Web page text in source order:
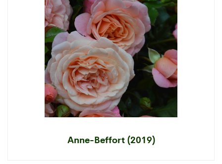
Anne-Beffort (2019)